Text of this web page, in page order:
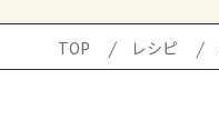
TOP レシピ